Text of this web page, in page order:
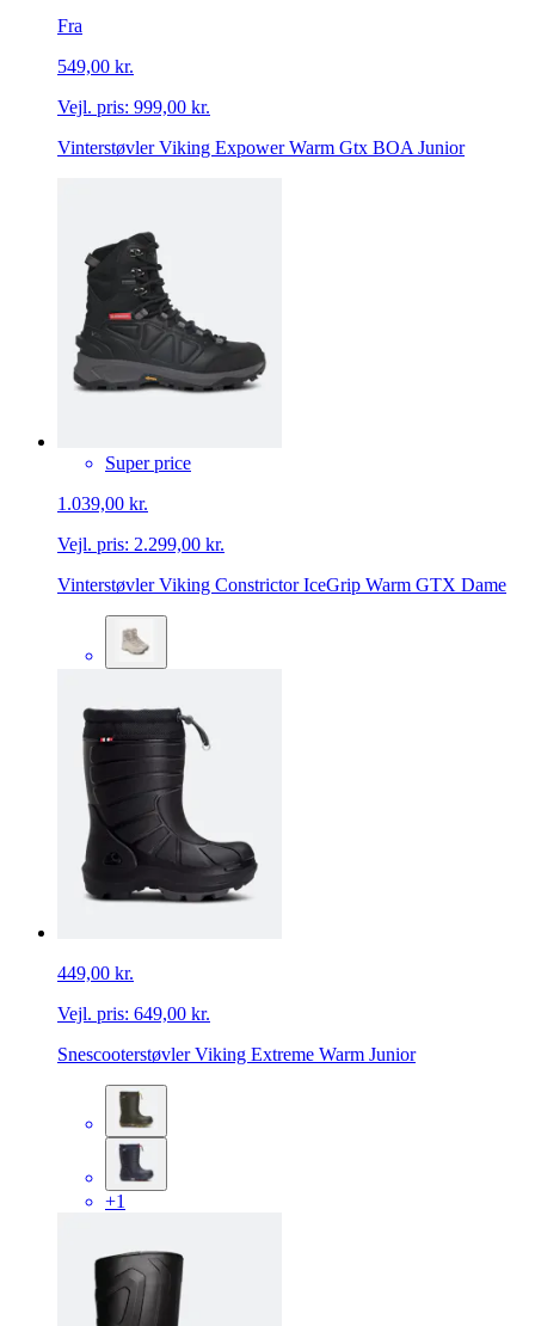
Fra
549,00 kr.
Vejl. pris: 999,00 kr.
Vinterstøvler Viking Expower Warm Gtx BOA Junior
Super price
1.039,00 kr.
Vejl. pris: 2.299,00 kr.
Vinterstøvler Viking Constrictor IceGrip Warm GTX Dame
449,00 kr.
Vejl. pris: 649,00 kr.
Snescooterstøvler Viking Extreme Warm Junior
+1